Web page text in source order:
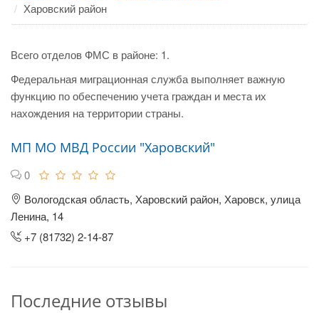
Харовский район
Всего отделов ФМС в районе: 1.
Федеральная миграционная служба выполняет важную
функцию по обеспечению учета граждан и места их
нахождения на территории страны.
МП МО МВД России "Харовский"
0
Вологодская область, Харовский район, Харовск, улица
Ленина, 14
+7 (81732) 2-14-87
Последние отзывы